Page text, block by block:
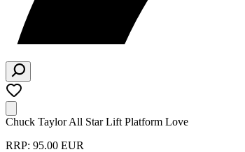
Chuck Taylor All Star Lift Platform Love
RRP: 95.00 EUR